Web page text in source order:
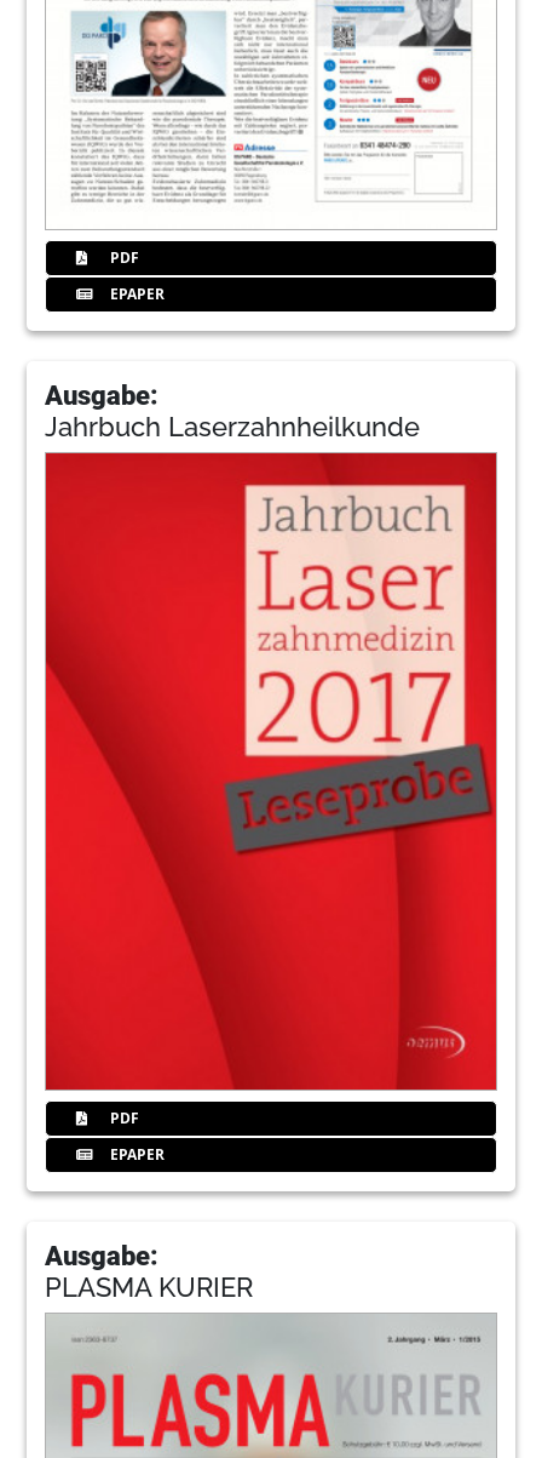
PDF
EPAPER
Ausgabe:
Jahrbuch Laserzahnheilkunde
PDF
EPAPER
Ausgabe:
PLASMA KURIER